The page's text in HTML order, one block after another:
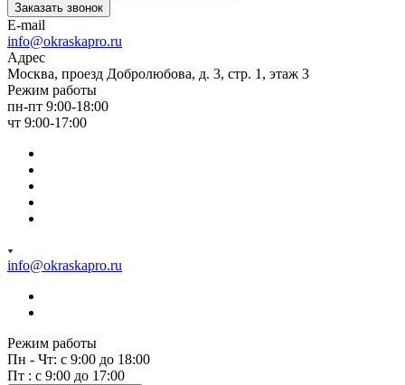
Заказать звонок
E-mail
info@okraskapro.ru
Адрес
Москва, проезд Добролюбова, д. 3, стр. 1, этаж 3
Режим работы
пн-пт 9:00-18:00
чт 9:00-17:00
info@okraskapro.ru
Режим работы
Пн - Чт: с 9:00 до 18:00
Пт : с 9:00 до 17:00